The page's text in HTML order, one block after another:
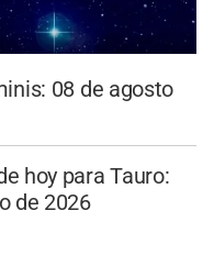
08 de agosto
hoy para Tauro:
de 2026